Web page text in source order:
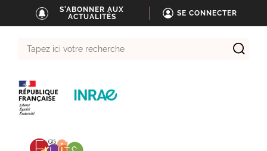
S'ABONNER AUX
ACTUALITÉS
SE CONNECTER